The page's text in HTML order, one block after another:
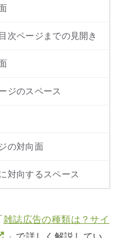
次ページまでの見開き
ジのスペース
の対向面
対向するスペース
雑誌広告の種類は？サイ